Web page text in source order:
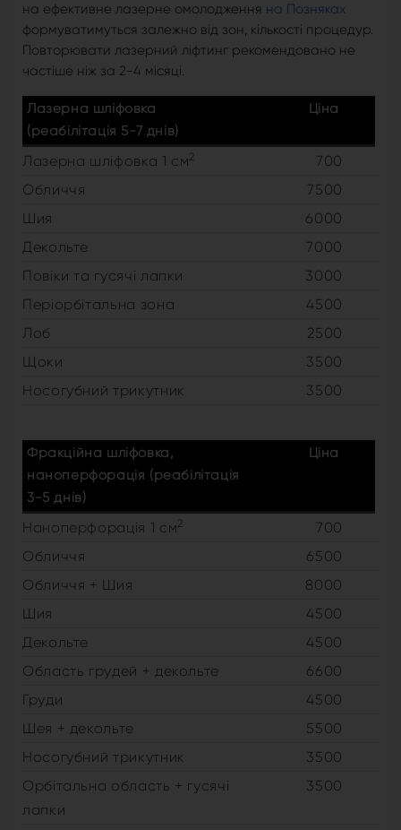
на ефективне лазерне омолодження на Позняках
формуватимуться залежно від зон, кількості процедур.
Повторювати лазерний ліфтинг рекомендовано не
частіше ніж за 2-4 місяці.
Лазерна шліфовка
(реабілітація 5-7 днів)
Ціна
Лазерна шліфовка 1 см2
700
Обличчя
7500
Шия
6000
Декольте
7000
Повіки та гусячі лапки
3000
Періорбітальна зона
4500
Лоб
2500
Щоки
3500
Носогубний трикутник
3500
Фракційна шліфовка,
наноперфорація (реабілітація
3-5 днів)
Ціна
Наноперфорація 1 см2
700
Обличчя
6500
Обличчя + Шия
8000
Шия
4500
Декольте
4500
Область грудей + декольте
6600
Груди
4500
Шея + декольте
5500
Носогубний трикутник
3500
Орбітальна область + гусячі
лапки
3500